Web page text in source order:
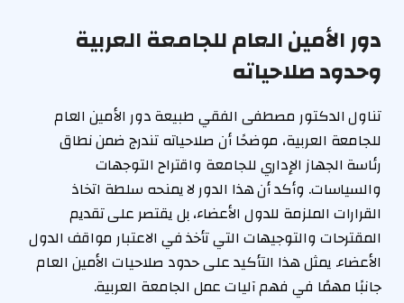
دور الأمين العام للجامعة العربية
وحدود صلاحياته
تناول الدكتور مصطفى الفقي طبيعة دور الأمين العام
للجامعة العربية، موضحًا أن صلاحياته تندرج ضمن نطاق
رئاسة الجهاز الإداري للجامعة واقتراح التوجهات
والسياسات. وأكد أن هذا الدور لا يمنحه سلطة اتخاذ
القرارات الملزمة للدول الأعضاء، بل يقتصر على تقديم
المقترحات والتوجيهات التي تأخذ في الاعتبار مواقف الدول
الأعضاء. يمثل هذا التأكيد على حدود صلاحيات الأمين العام
جانبًا مهمًا في فهم آليات عمل الجامعة العربية.